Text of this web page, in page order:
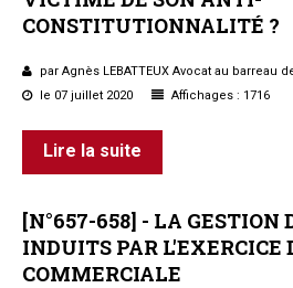
Questions/réponses
Copro. en difficulté
Parole d'experts*
CONSTITUTIONNALITÉ ?
par Agnès LEBATTEUX Avocat au barreau
le 07 juillet 2020
Affichages : 1716
Lire la suite
[N°657-658] - LA GESTION
INDUITS PAR L'EXERCICE
COMMERCIALE